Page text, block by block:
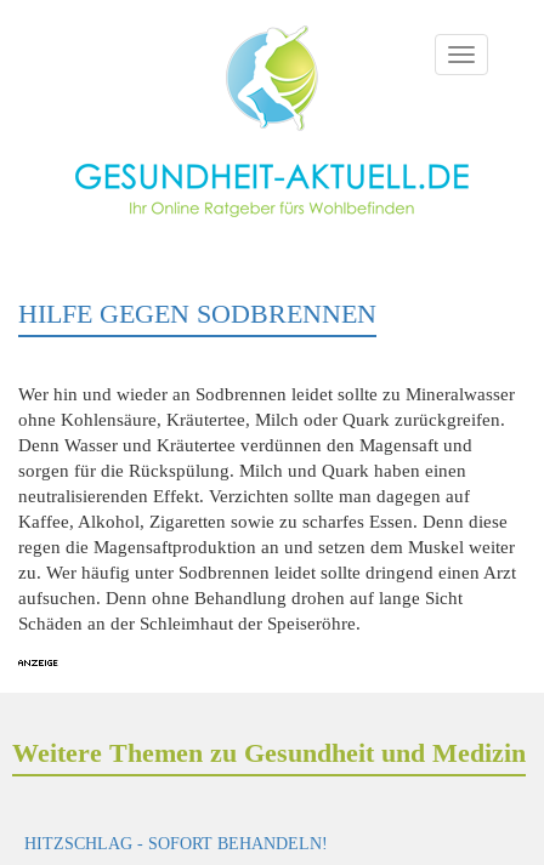
Toggle
navigation
HILFE GEGEN SODBRENNEN
Wer hin und wieder an Sodbrennen leidet sollte zu Mineralwasser
ohne Kohlensäure, Kräutertee, Milch oder Quark zurückgreifen.
Denn Wasser und Kräutertee verdünnen den Magensaft und
sorgen für die Rückspülung. Milch und Quark haben einen
neutralisierenden Effekt. Verzichten sollte man dagegen auf
Kaffee, Alkohol, Zigaretten sowie zu scharfes Essen. Denn diese
regen die Magensaftproduktion an und setzen dem Muskel weiter
zu. Wer häufig unter Sodbrennen leidet sollte dringend einen Arzt
aufsuchen. Denn ohne Behandlung drohen auf lange Sicht
Schäden an der Schleimhaut der Speiseröhre.
Weitere Themen zu Gesundheit und Medizin
HITZSCHLAG - SOFORT BEHANDELN!